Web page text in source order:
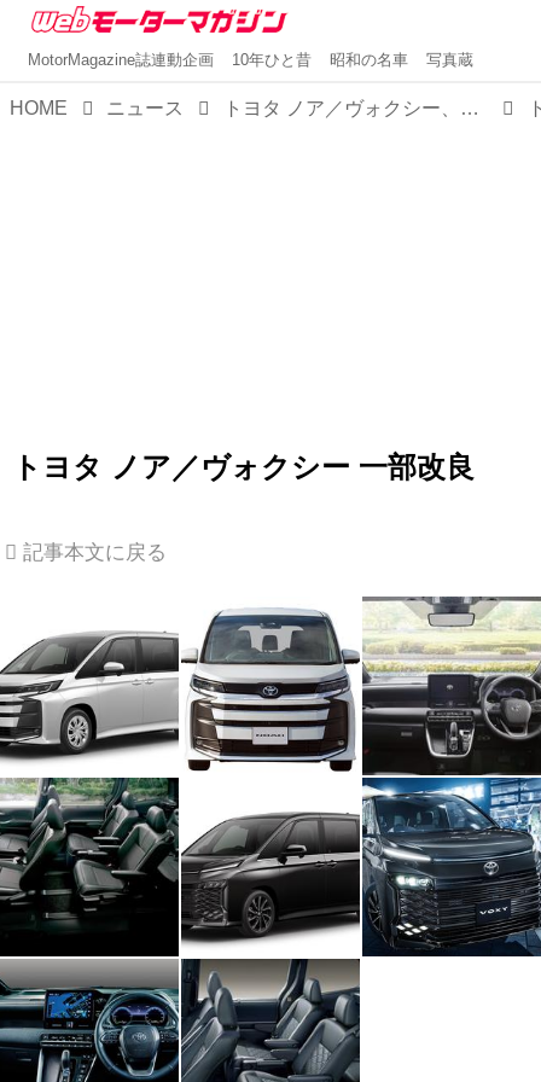
MotorMagazine誌連動企画 10年ひと昔 昭和の名車 写真蔵
HOME ニュース トヨタ ノア／ヴォクシー、一部改良で全グレードをハイブリッド車に。デザインも一体感を演出する方向性で変更
トヨタ ノア／ヴォクシー 一部改良
記事本文に戻る